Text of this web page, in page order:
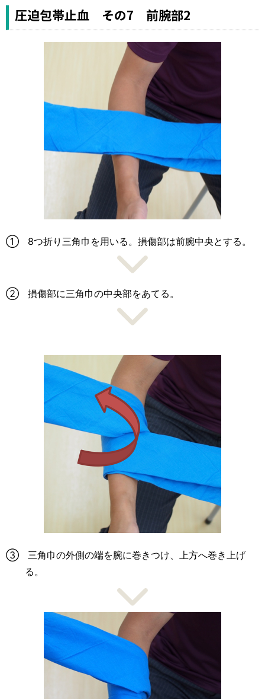
圧迫包帯止血 その7 前腕部2
① 8つ折り三角巾を用いる。損傷部は前腕中央とする。
② 損傷部に三角巾の中央部をあてる。
③ 三角巾の外側の端を腕に巻きつけ、上方へ巻き上げ
る。